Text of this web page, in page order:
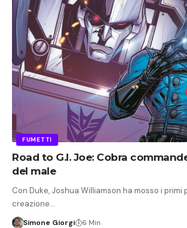
FUMETTI
Road to G.I. Joe: Cobra
del male
Con Duke, Joshua Williamson ha mosso i primi
creazione…
Simone Giorgi 6 Min